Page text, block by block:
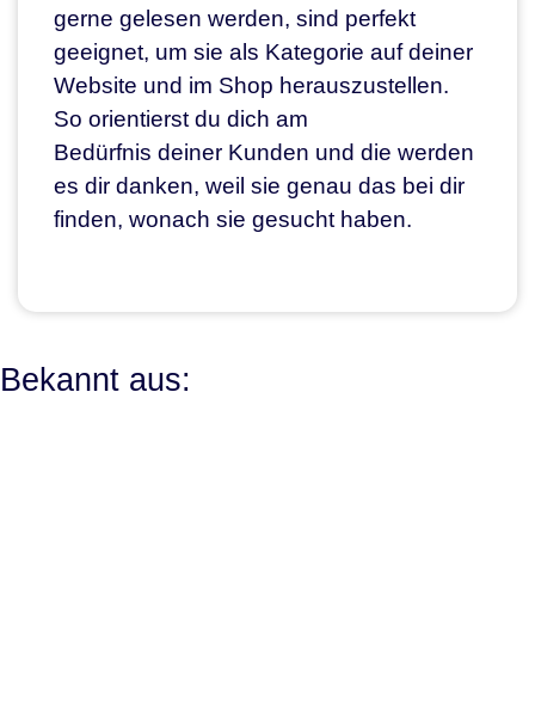
gerne gelesen werden, sind perfekt
geeignet, um sie als Kategorie auf deiner
Website und im Shop herauszustellen.
So orientierst du dich am
Bedürfnis deiner Kunden und die werden
es dir danken, weil sie genau das bei dir
finden, wonach sie gesucht haben.
Bekannt aus: